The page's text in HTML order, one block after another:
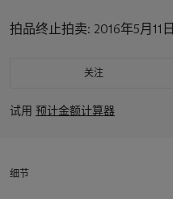
拍品终止拍卖: 2016年5月11日
关注
试用 预计金额计算器
细节